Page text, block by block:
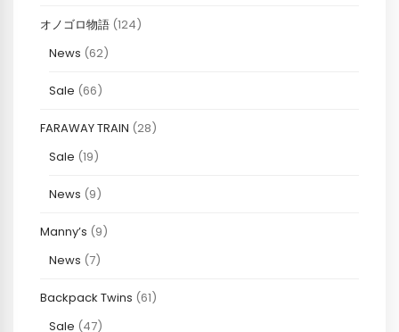
オノゴロ物語 (124)
News (62)
Sale (66)
FARAWAY TRAIN (28)
Sale (19)
News (9)
Manny’s (9)
News (7)
Backpack Twins (61)
Sale (47)